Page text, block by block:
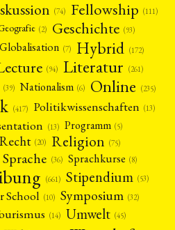
(74) Fellowship (111)
(2) Geschichte (93)
Globalisation (7) Hybrid (172)
(94) Literatur (261)
(39) Nationalism (6) Online (235)
(417) Politikwissenschaften (13)
(13) Programm (5)
Recht (20) Religion (75)
Sprache (36) Sprachkurse (8)
(661) Stipendium (53)
School (10) Symposium (32)
(14) Umwelt (45)